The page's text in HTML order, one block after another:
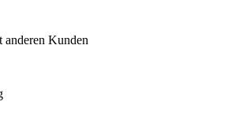
anderen Kunden